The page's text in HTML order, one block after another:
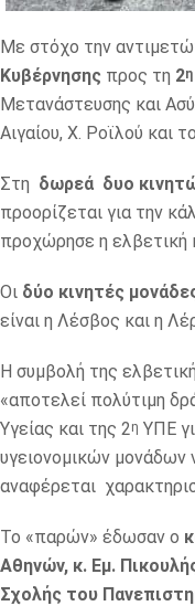
Με στόχο την
Κυβέρνησης προς τη 2η
Μετανάστευσης και
Αιγαίου, Χ. Ροϊλού και
Στη δωρεά δυο
προορίζεται για την
προχώρησε η ελβετική
Οι δύο κινητές
είναι η Λέσβος και η
H συμβολή της
«αποτελεί πολύτιμη
Υγείας και της 2η ΥΠΕ
υγειονομικών μονάδων
αναφέρεται
Το «παρών» έδωσαν ο
Αθηνών, κ. Εμ.
Σχολής του